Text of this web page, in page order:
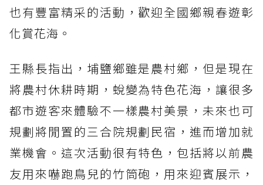
也有豐富精采的活動，歡迎全國鄉親春遊彰
化賞花海。
王縣長指出，埔鹽鄉雖是農村鄉，但是現在
將農村休耕時期，蛻變為特色花海，讓很多
都市遊客來體驗不一樣農村美景，未來也可
規劃將閒置的三合院規劃民宿，進而增加就
業機會。這次活動很有特色，包括將以前農
友用來嚇跑鳥兒的竹筒砲，用來迎賓展示，